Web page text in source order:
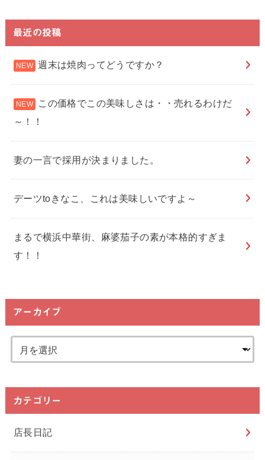
最近の投稿
週末は焼肉ってどうですか？
この価格でこの美味しさは・・売れるわけだ
～！！
妻の一言で採用が決まりました。
デーツtoきなこ、これは美味しいですよ～
まるで横浜中華街、麻婆茄子の素が本格的すぎま
す！！
アーカイブ
カテゴリー
店長日記